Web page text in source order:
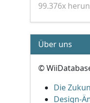
99.376x
Über uns
©
Die
Design-